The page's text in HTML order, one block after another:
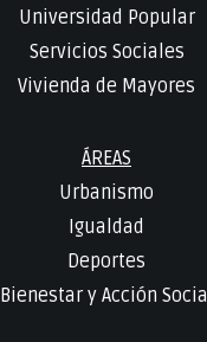
Universidad Popular
Servicios Sociales
Vivienda de Mayores
ÁREAS
Urbanismo
Igualdad
Deportes
Bienestar y Acción Social